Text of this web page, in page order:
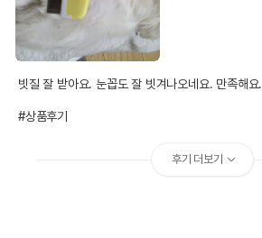
빗질 잘 받아요. 눈꼽도 잘 빗겨나오네요. 만족해요.
#상품후기
후기 더보기